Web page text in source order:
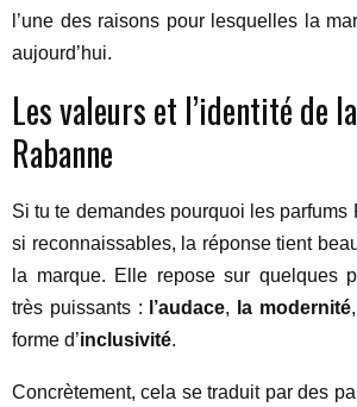
l’une des raisons pour lesquelles la
aujourd’hui.
Les valeurs et l’identité de
Rabanne
Si tu te demandes pourquoi les parfums
si reconnaissables, la réponse tient
la marque. Elle repose sur quelques
très puissants :
l’audace, la modernité,
forme d’inclusivité.
Concrètement, cela se traduit par des